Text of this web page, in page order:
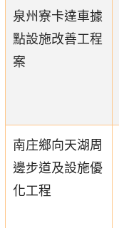
泉州寮卡達車據
點設施改善工程
案
南庄鄉向天湖周
邊步道及設施優
化工程